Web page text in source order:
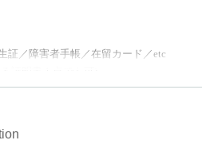
証／障害者手帳／在留カード／etc
証明書１点でも可)
be refunded in that case.